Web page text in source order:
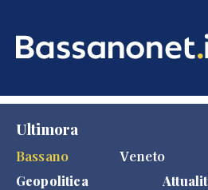
Ultimora
Bassano
Veneto
Geopolitica